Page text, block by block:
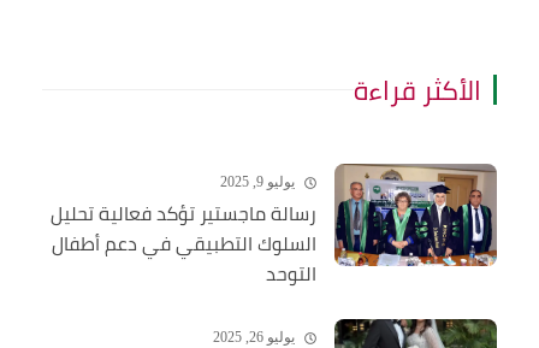
الأكثر قراءة
يوليو 9, 2025
رسالة ماجستير تؤكد فعالية تحليل
السلوك التطبيقي في دعم أطفال
التوحد
يوليو 26, 2025